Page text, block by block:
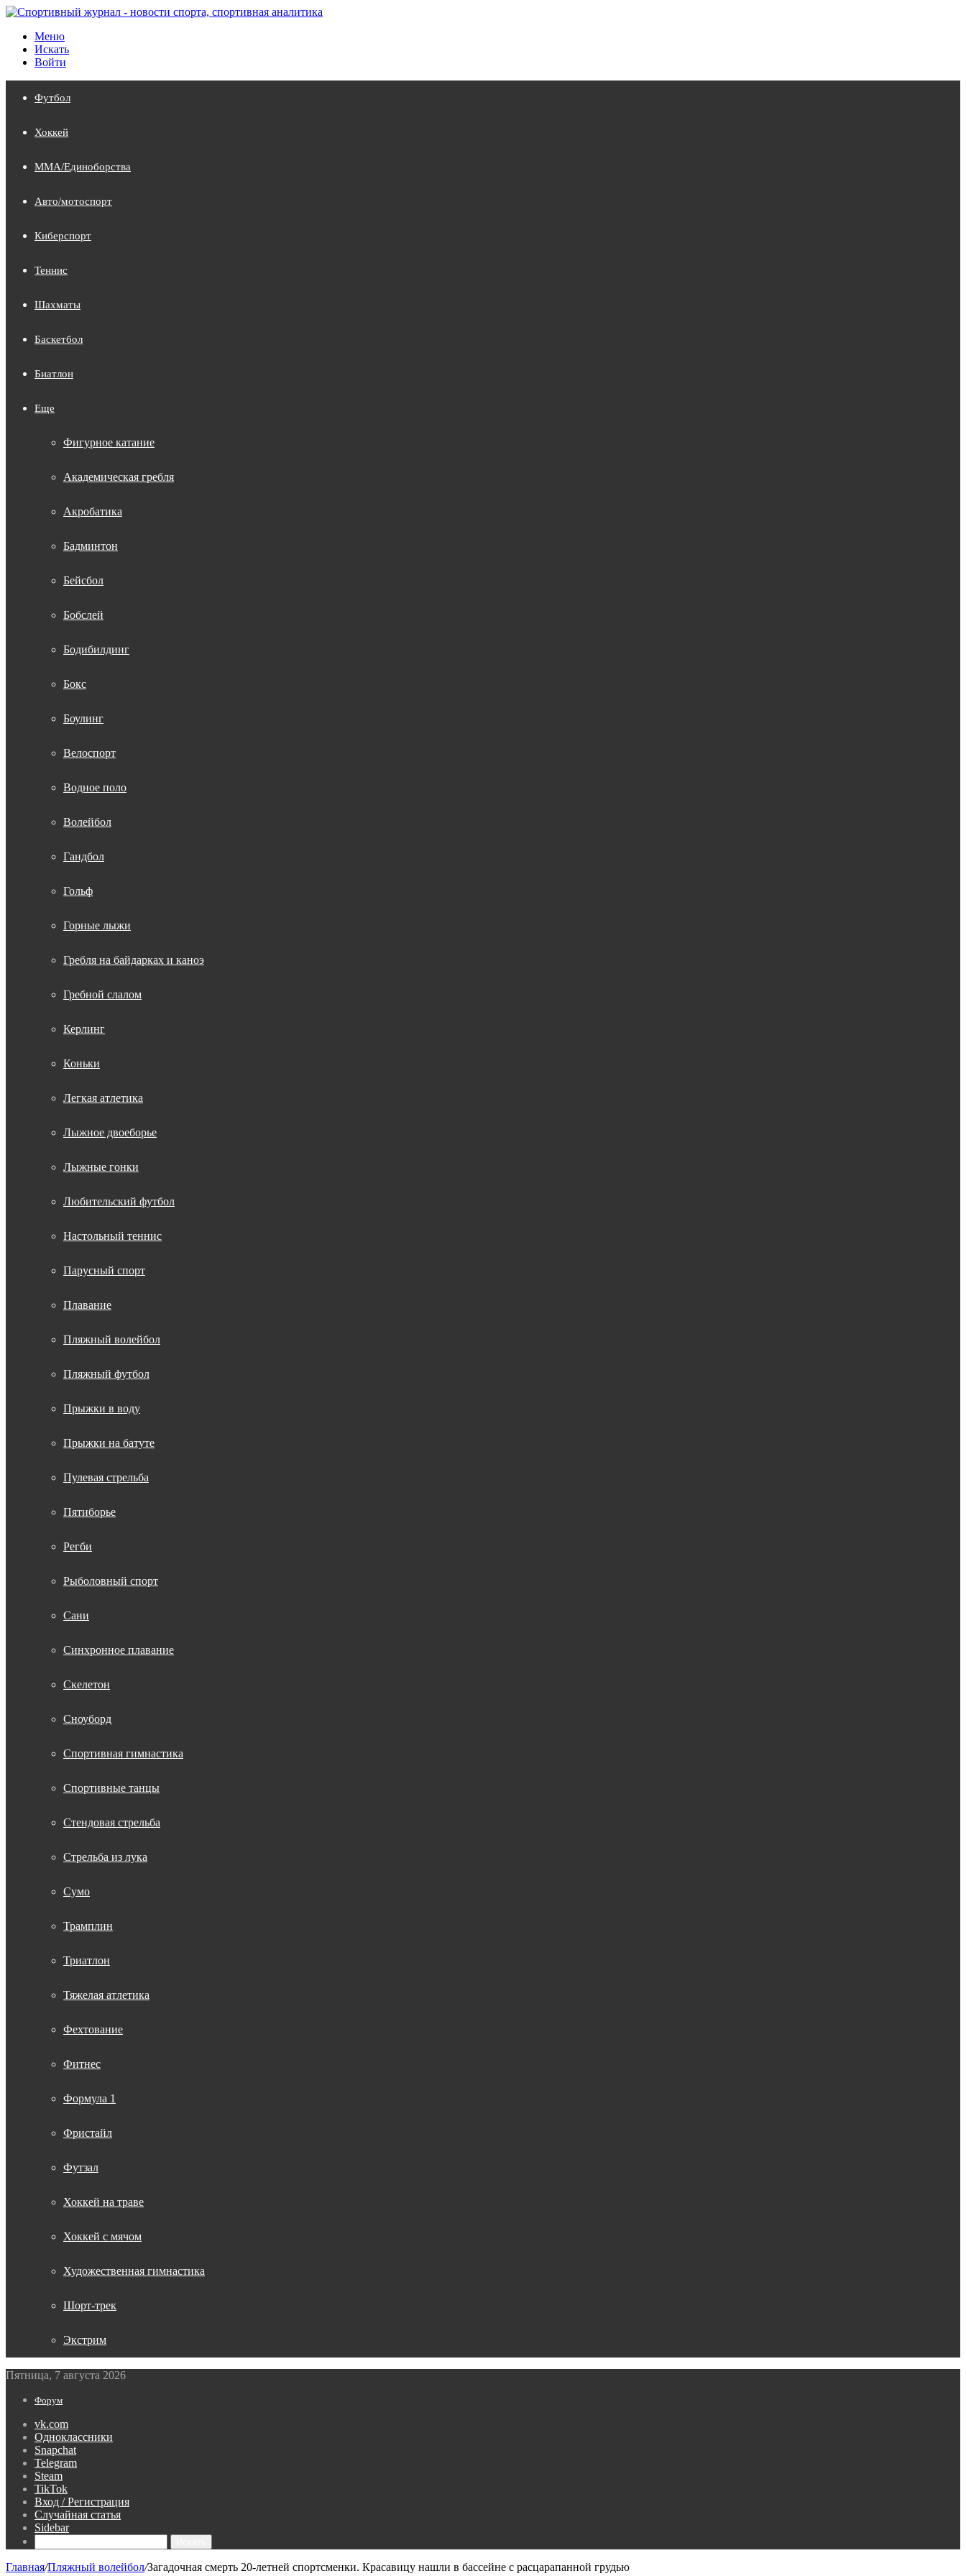
Меню
Искать
Войти
Футбол
Хоккей
MMA/Единоборства
Авто/мотоспорт
Киберспорт
Теннис
Шахматы
Баскетбол
Биатлон
Еще
Фигурное катание
Академическая гребля
Акробатика
Бадминтон
Бейсбол
Бобслей
Бодибилдинг
Бокс
Боулинг
Велоспорт
Водное поло
Волейбол
Гандбол
Гольф
Горные лыжи
Гребля на байдарках и каноэ
Гребной слалом
Керлинг
Коньки
Легкая атлетика
Лыжное двоеборье
Лыжные гонки
Любительский футбол
Настольный теннис
Парусный спорт
Плавание
Пляжный волейбол
Пляжный футбол
Прыжки в воду
Прыжки на батуте
Пулевая стрельба
Пятиборье
Регби
Рыболовный спорт
Сани
Синхронное плавание
Скелетон
Сноуборд
Спортивная гимнастика
Спортивные танцы
Стендовая стрельба
Стрельба из лука
Сумо
Трамплин
Триатлон
Тяжелая атлетика
Фехтование
Фитнес
Формула 1
Фристайл
Футзал
Хоккей на траве
Хоккей с мячом
Художественная гимнастика
Шорт-трек
Экстрим
Пятница, 7 августа 2026
Форум
vk.com
Одноклассники
Snapchat
Telegram
Steam
TikTok
Вход / Регистрация
Случайная статья
Sidebar
Главная/Пляжный волейбол/Загадочная смерть 20-летней спортсменки. Красавицу нашли в бассейне с расцарапанной грудью